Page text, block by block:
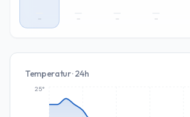
– – – –
Temperatur · 24h
25°